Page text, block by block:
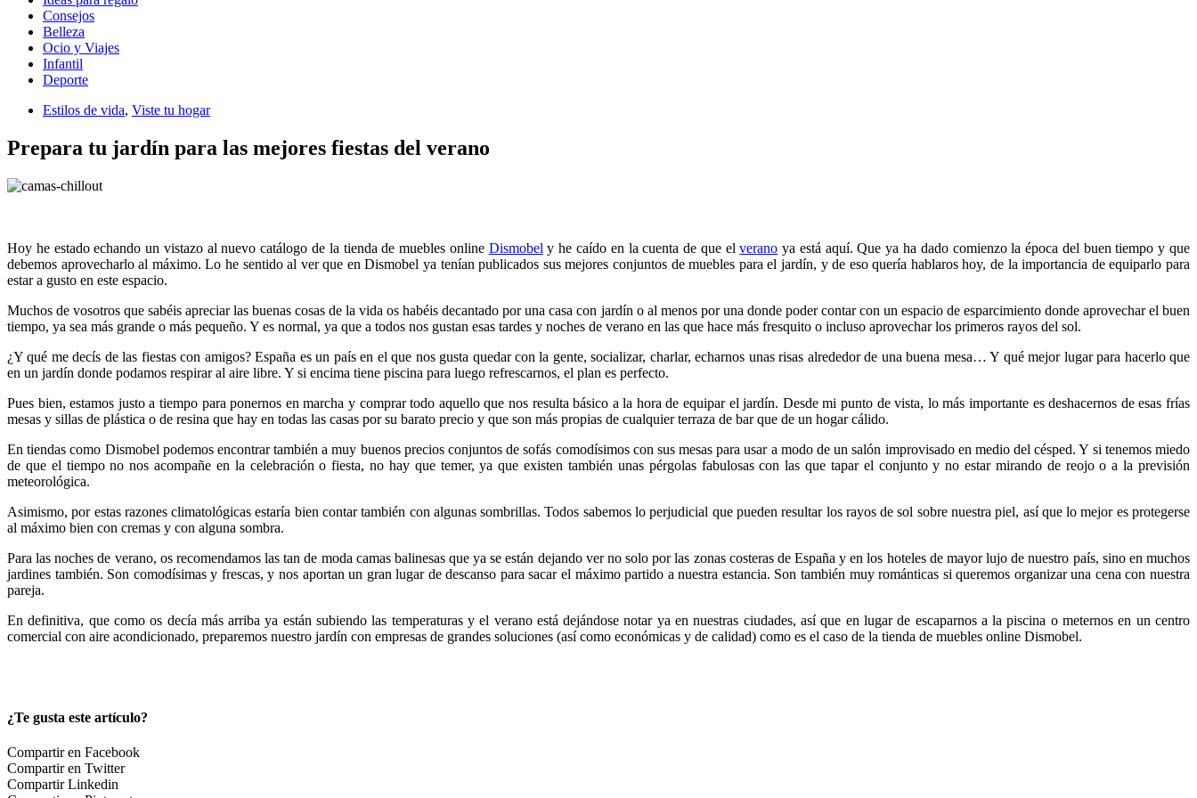
Consejos
Belleza
Ocio y Viajes
Infantil
Deporte
Estilos de vida, Viste tu hogar
Prepara tu jardín para las mejores fiestas del verano
Hoy he estado echando un vistazo al nuevo catálogo de la tienda de muebles online Dismobel y he caído en la cuenta de que elverano ya está aquí. Que ya ha dado comienzo la época del buen tiempo y que
debemos aprovecharlo al máximo. Lo he sentido al ver que en Dismobel ya tenían publicados sus mejores conjuntos de muebles para el jardín, y de eso quería hablaros hoy, de la importancia de equiparlo para
estar a gusto en este espacio.
Muchos de vosotros que sabéis apreciar las buenas cosas de la vida os habéis decantado por una casa con jardín o al menos por una donde poder contar con un espacio de esparcimiento donde aprovechar el buen
tiempo, ya sea más grande o más pequeño. Y es normal, ya que a todos nos gustan esas tardes y noches de verano en las que hace más fresquito o incluso aprovechar los primeros rayos del sol.
¿Y qué me decís de las fiestas con amigos? España es un país en el que nos gusta quedar con la gente, socializar, charlar, echarnos unas risas alrededor de una buena mesa… Y qué mejor lugar para hacerlo que
en un jardín donde podamos respirar al aire libre. Y si encima tiene piscina para luego refrescarnos, el plan es perfecto.
Pues bien, estamos justo a tiempo para ponernos en marcha y comprar todo aquello que nos resulta básico a la hora de equipar el jardín. Desde mi punto de vista, lo más importante es deshacernos de esas frías
mesas y sillas de plástica o de resina que hay en todas las casas por su barato precio y que son más propias de cualquier terraza de bar que de un hogar cálido.
En tiendas como Dismobel podemos encontrar también a muy buenos precios conjuntos de sofás comodísimos con sus mesas para usar a modo de un salón improvisado en medio del césped. Y si tenemos miedo
de que el tiempo no nos acompañe en la celebración o fiesta, no hay que temer, ya que existen también unas pérgolas fabulosas con las que tapar el conjunto y no estar mirando de reojo o a la previsión
meteorológica.
Asimismo, por estas razones climatológicas estaría bien contar también con algunas sombrillas. Todos sabemos lo perjudicial que pueden resultar los rayos de sol sobre nuestra piel, así que lo mejor es protegerse
al máximo bien con cremas y con alguna sombra.
Para las noches de verano, os recomendamos las tan de moda camas balinesas que ya se están dejando ver no solo por las zonas costeras de España y en los hoteles de mayor lujo de nuestro país, sino en muchos
jardines también. Son comodísimas y frescas, y nos aportan un gran lugar de descanso para sacar el máximo partido a nuestra estancia. Son también muy románticas si queremos organizar una cena con nuestra
pareja.
En definitiva, que como os decía más arriba ya están subiendo las temperaturas y el verano está dejándose notar ya en nuestras ciudades, así que en lugar de escaparnos a la piscina o meternos en un centro
comercial con aire acondicionado, preparemos nuestro jardín con empresas de grandes soluciones (así como económicas y de calidad) como es el caso de la tienda de muebles online Dismobel.
¿Te gusta este artículo?
Compartir en Facebook
Compartir en Twitter
Compartir Linkedin